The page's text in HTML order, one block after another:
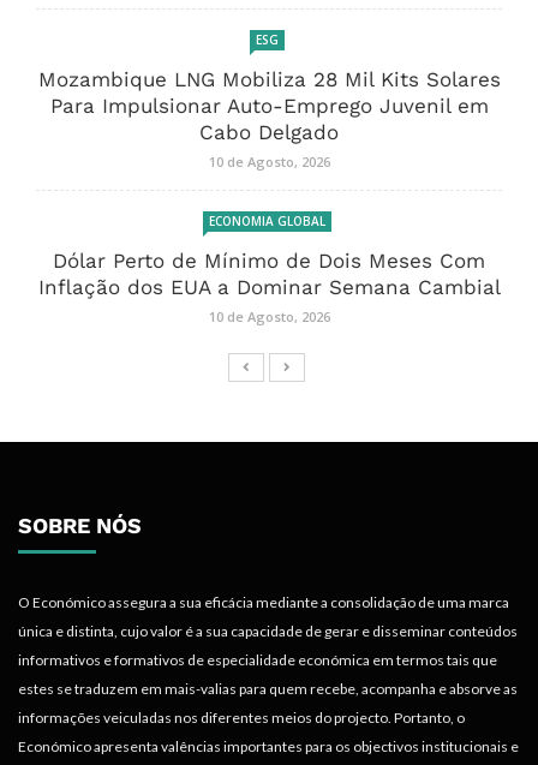
ESG
Mozambique LNG Mobiliza 28 Mil Kits Solares
Para Impulsionar Auto-Emprego Juvenil em
Cabo Delgado
10 de Agosto, 2026
ECONOMIA GLOBAL
Dólar Perto de Mínimo de Dois Meses Com
Inflação dos EUA a Dominar Semana Cambial
10 de Agosto, 2026
SOBRE NÓS
O Económico assegura a sua eficácia mediante a consolidação de uma marca
única e distinta, cujo valor é a sua capacidade de gerar e disseminar conteúdos
informativos e formativos de especialidade económica em termos tais que
estes se traduzem em mais-valias para quem recebe, acompanha e absorve as
informações veiculadas nos diferentes meios do projecto. Portanto, o
Económico apresenta valências importantes para os objectivos institucionais e